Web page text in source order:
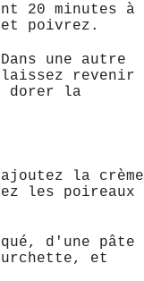
20 minutes à
et poivrez.
une autre
revenir
dorer la
la crème
les poireaux
d'une pâte
et